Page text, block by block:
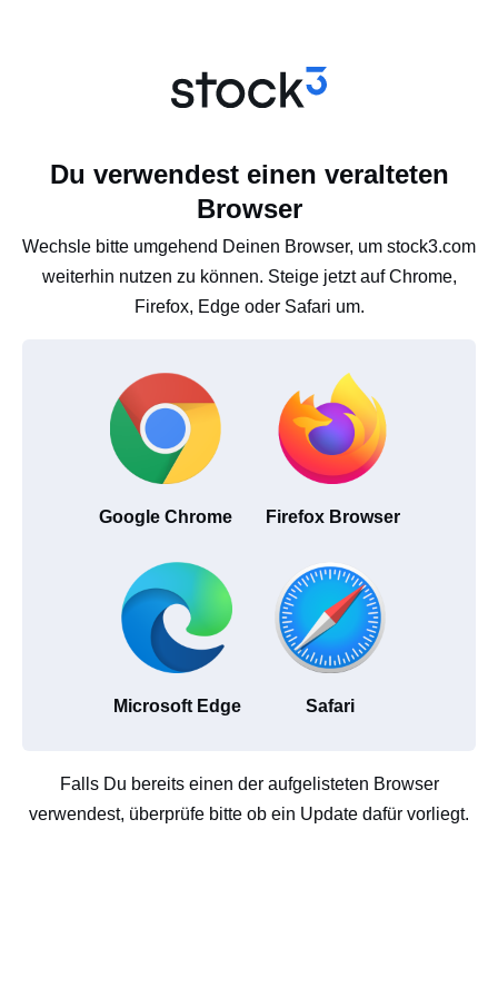
Du verwendest einen veralteten
Browser
Wechsle bitte umgehend Deinen Browser, um stock3.com
weiterhin nutzen zu können. Steige jetzt auf Chrome,
Firefox, Edge oder Safari um.
Google Chrome Firefox Browser
Microsoft Edge Safari
Falls Du bereits einen der aufgelisteten Browser
verwendest, überprüfe bitte ob ein Update dafür vorliegt.